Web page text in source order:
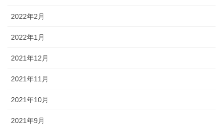
2022年2月
2022年1月
2021年12月
2021年11月
2021年10月
2021年9月